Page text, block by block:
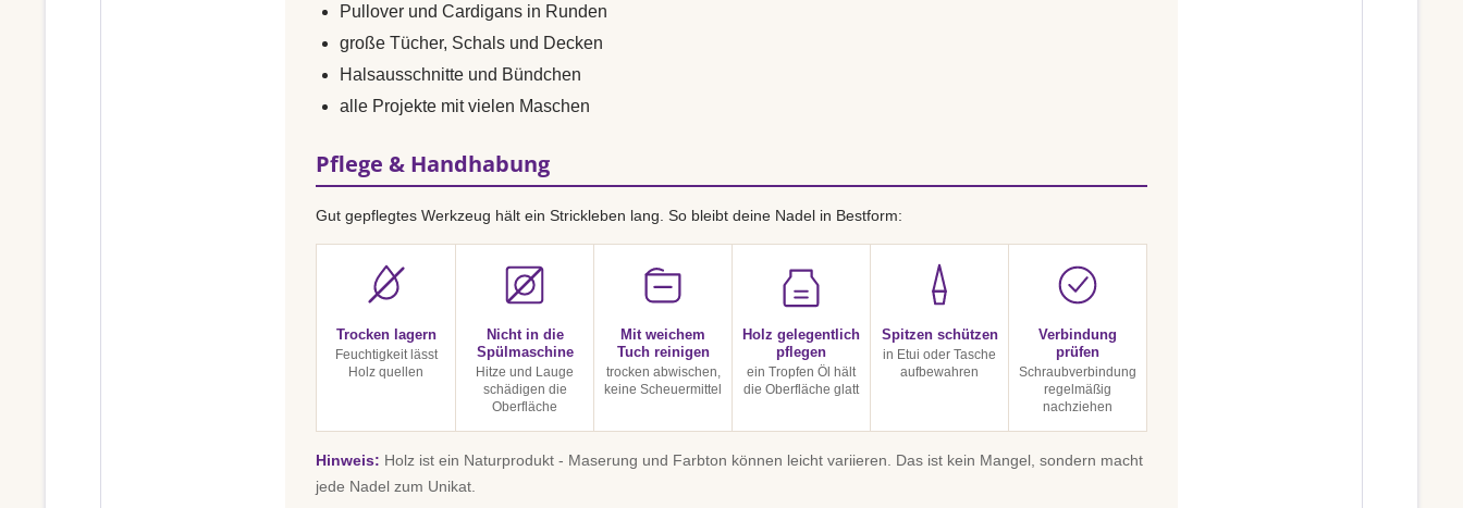
Pullover und Cardigans in Runden
große Tücher, Schals und Decken
Halsausschnitte und Bündchen
alle Projekte mit vielen Maschen
Pflege & Handhabung
Gut gepflegtes Werkzeug hält ein Strickleben lang. So bleibt deine Nadel in Bestform:
Trocken lagern
Feuchtigkeit lässt
Holz quellen
Nicht in die
Spülmaschine
Hitze und Lauge
schädigen die
Oberfläche
Mit weichem
Tuch reinigen
trocken abwischen,
keine Scheuermittel
Holz gelegentlich
pflegen
ein Tropfen Öl hält
die Oberfläche glatt
Spitzen schützen
in Etui oder Tasche
aufbewahren
Verbindung
prüfen
Schraubverbindung
regelmäßig
nachziehen
Hinweis: Holz ist ein Naturprodukt - Maserung und Farbton können leicht variieren. Das ist kein Mangel, sondern macht
jede Nadel zum Unikat.